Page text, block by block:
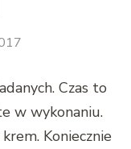
Czas to
w wykonaniu.
Koniecznie